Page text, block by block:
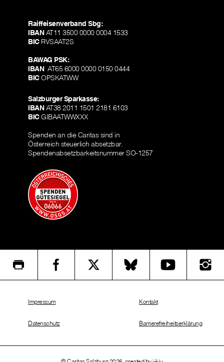
Raiffeisenverband Sbg:
IBANAT11 3500 0000 0004 1533
BICRVSAAT2S
BAWAG PSK:
IBANAT65 6000 0000 0150 0444
BICOPSKATWW
Salzburger Sparkasse:
IBANAT38 2011 1501 2181 6103
BICGIBAATWWXXX
Spenden an die Caritas sind in
Österreich steuerlich absetzbar.
Spendenabsetzbarkeitsnummer SO-1257
Impressum
Datenschutz
Kontakt
Barrierefreiheitserklärung